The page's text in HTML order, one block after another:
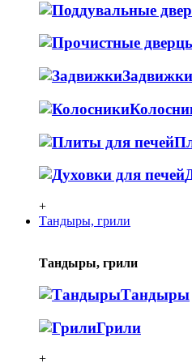
Задвижки
+
Тандыры, грили
Тандыры, грили
Тандыры
Грили
+